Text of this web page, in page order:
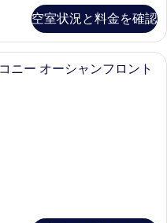
空室状況と料金を確認
級寝具、セーフティボックス (室
ニー オーシャンフロント